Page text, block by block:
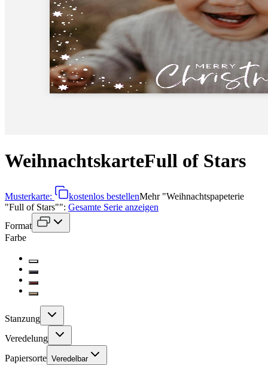
WeihnachtskarteFull of Stars
Musterkarte: kostenlos bestellenMehr"Weihnachtspapeterie
"Full of Stars"": Gesamte Serie anzeigen
Format
Farbe
Stanzung
Veredelung
Papiersorte Veredelbar